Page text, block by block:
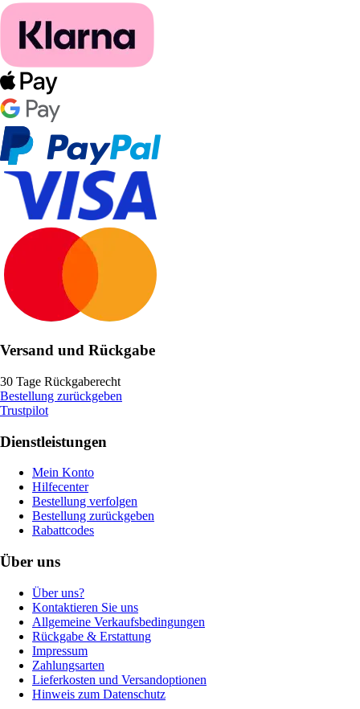
Versand und Rückgabe
30 Tage Rückgaberecht
Bestellung zurückgeben
Trustpilot
Dienstleistungen
Mein Konto
Hilfecenter
Bestellung verfolgen
Bestellung zurückgeben
Rabattcodes
Über uns
Über uns?
Kontaktieren Sie uns
Allgemeine Verkaufsbedingungen
Rückgabe & Erstattung
Impressum
Zahlungsarten
Lieferkosten und Versandoptionen
Hinweis zum Datenschutz